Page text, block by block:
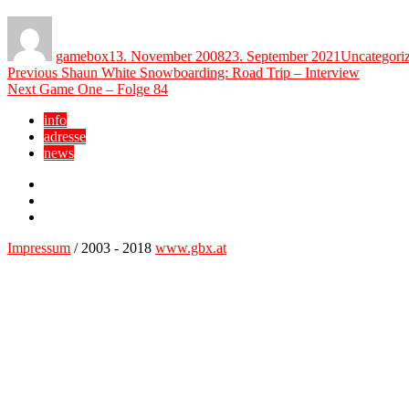
gamebox13. November 200823. September 2021
Beitragsnavigation
Previous Previous
post:
Shaun White Snowboarding: Road Trip – Interview
Next Next
Game One – Folge 84
info
adresse
news
Impressum / 2003 - 2018 www.gbx.at